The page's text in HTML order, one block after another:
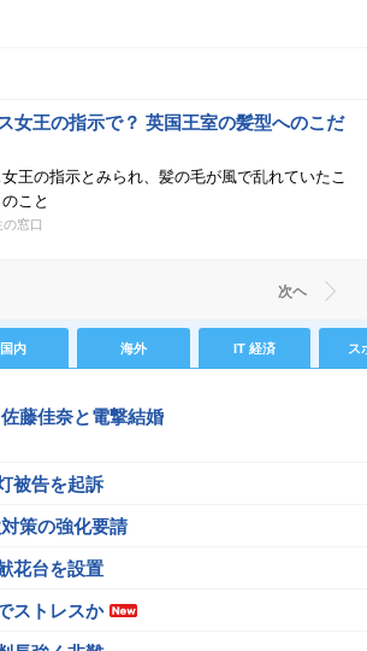
女王の指示で？ 英国王室の髪型へのこだ
王の指示とみられ、髪の毛が風で乱れていたこ
こと
窓口
次ヘ
国内 海外 IT 経済 ス
藤佳奈と電撃結婚
被告を起訴
策の強化要請
花台を設置
ストレスか